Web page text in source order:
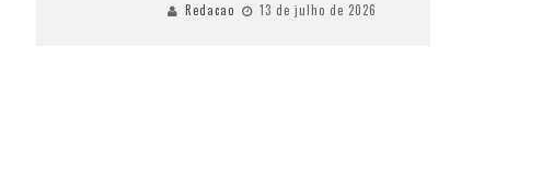
Redacao 13 de julho de 2026